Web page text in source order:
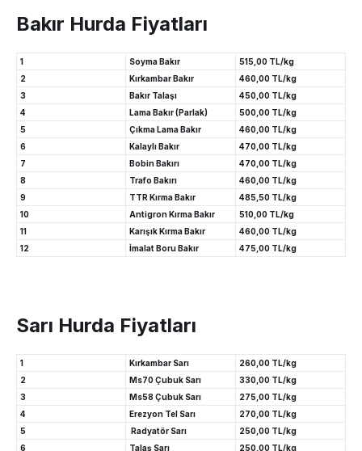
Bakır Hurda Fiyatları
1 Soyma Bakır
515,00 TL/kg
2
Kırkambar Bakır
460,00 TL/kg
3
Bakır Talaşı
450,00 TL/kg
4
Lama Bakır (Parlak)
500,00 TL/kg
5
Çıkma Lama Bakır
460,00 TL/kg
6
Kalaylı Bakır
470,00 TL/kg
7
Bobin Bakırı
470,00 TL/kg
8
Trafo Bakırı
460,00 TL/kg
9
TTR Kırma Bakır
485,50 TL/kg
10
Antigron Kırma Bakır
510,00 TL/kg
11
Karışık Kırma Bakır
460,00 TL/kg
12
İmalat Boru Bakır 475,00 TL/kg
Sarı Hurda Fiyatları
1 Kırkambar Sarı
260,00 TL/kg
2
Ms70 Çubuk Sarı
330,00 TL/kg
3
Ms58 Çubuk Sarı
275,00 TL/kg
4
Erezyon Tel Sarı
270,00 TL/kg
5
Radyatör Sarı
250,00 TL/kg
6
Talaş Sarı
250,00 TL/kg